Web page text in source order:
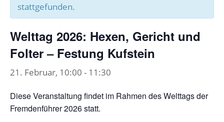
stattgefunden.
Welttag 2026: Hexen, Gericht und
Folter – Festung Kufstein
21. Februar, 10:00 - 11:30
Diese Veranstaltung findet im Rahmen des Welttags der
Fremdenführer 2026 statt.